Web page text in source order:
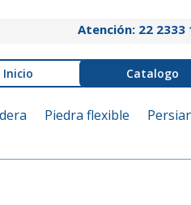
Atención: 22 2333
Inicio Catalogo
Piedra flexible